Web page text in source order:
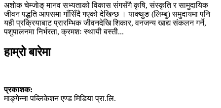
अशाेक चेम्जाेङ् मानव सभ्यताको विकास संगसँगै कृषि, संस्कृति र सामुदायिक
जीवन पद्धति आपसमा गाँसिँदै गएको देखिन्छ । याक्थुङ (लिम्बु) समुदायमा पनि
यही प्रक्रियाबाट प्रारम्भिक जीवनदेखि शिकार, वनजन्य खाद्य संकलन गर्ने,
पशुपालनमा निर्भरता, क्रमशः स्थायी बस्ती...
हाम्रो बारेमा
प्रकाशक:
माङ्गेन्ना पब्लिकेशन एण्ड मिडिया प्रा.लि.